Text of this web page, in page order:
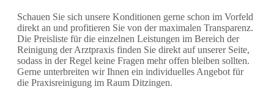
Schauen Sie sich unsere Konditionen gerne schon im Vorfeld
direkt an und profitieren Sie von der maximalen Transparenz.
Die Preisliste für die einzelnen Leistungen im Bereich der
Reinigung der Arztpraxis finden Sie direkt auf unserer Seite,
sodass in der Regel keine Fragen mehr offen bleiben sollten.
Gerne unterbreiten wir Ihnen ein individuelles Angebot für
die Praxisreinigung im Raum Ditzingen.